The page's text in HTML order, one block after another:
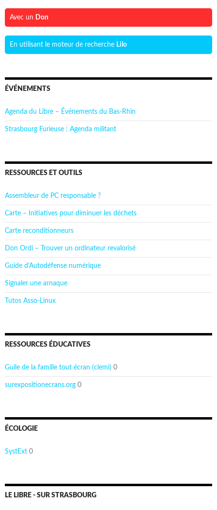
Avec un Don
En utilisant le moteur de recherche Lilo
ÉVÉNEMENTS
Agenda du Libre – Événements du Bas-Rhin
Strasbourg Furieuse : Agenda militant
RESSOURCES ET OUTILS
Assembleur de PC responsable ?
Carte – Initiatives pour diminuer les déchets
Carte reconditionneurs
Don Ordi – Trouver un ordinateur revalorisé
Guide d'Autodéfense numérique
Signaler une arnaque
Tutos Asso-Linux
RESSOURCES ÉDUCATIVES
Guile de la famille tout écran (clemi) 0
surexpositionecrans.org 0
ÉCOLOGIE
SystExt 0
LE LIBRE - SUR STRASBOURG